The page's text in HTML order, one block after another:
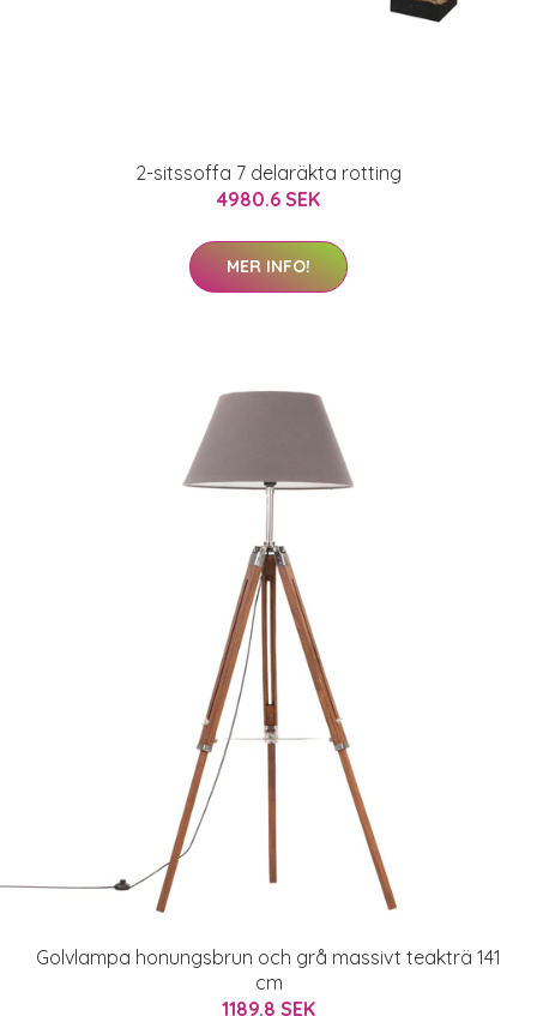
2-sitssoffa 7 delaräkta rotting
4980.6 SEK
MER INFO!
Golvlampa honungsbrun och grå massivt teakträ 141
cm
1189.8 SEK